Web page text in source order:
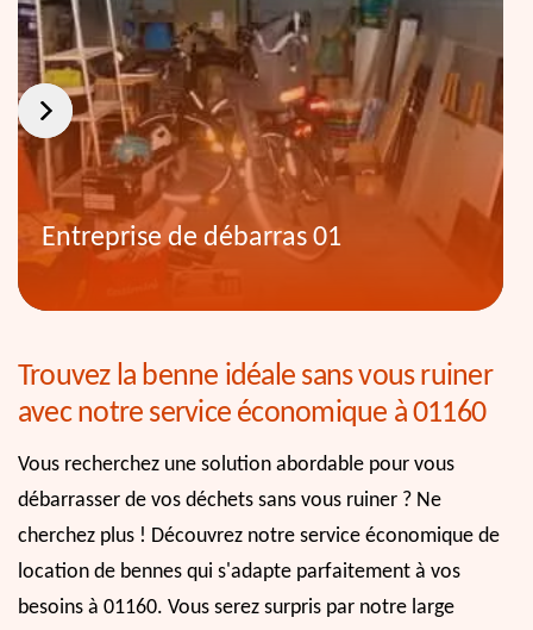
Entreprise de débarras 01
Trouvez la benne idéale sans vous ruiner
avec notre service économique à 01160
Vous recherchez une solution abordable pour vous
débarrasser de vos déchets sans vous ruiner ? Ne
cherchez plus ! Découvrez notre service économique de
location de bennes qui s'adapte parfaitement à vos
besoins à 01160. Vous serez surpris par notre large